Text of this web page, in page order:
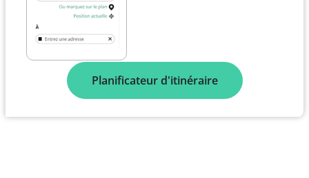
Planificateur d'itinéraire